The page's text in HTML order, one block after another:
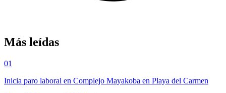
Más leídas
01
Inicia paro laboral en Complejo Mayakoba en Playa del Carmen